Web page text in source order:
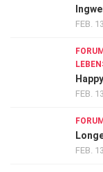
FEB.
FEB.
FEB.